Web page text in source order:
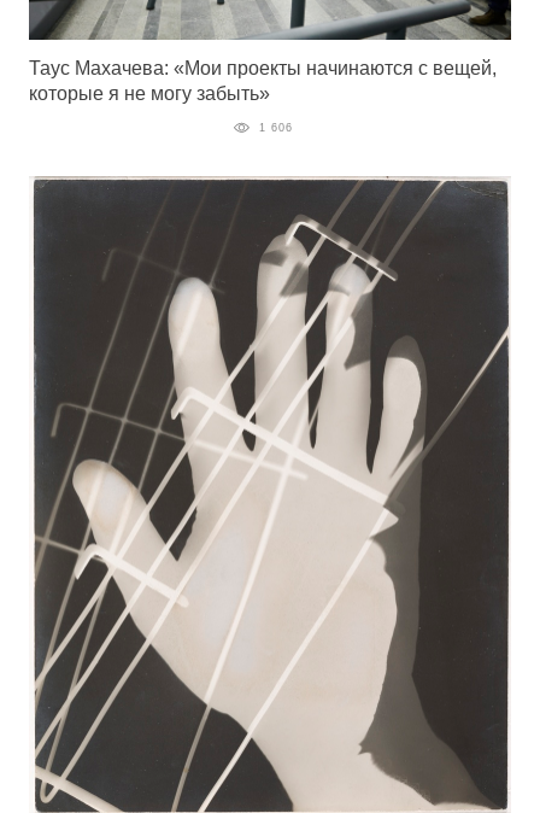
Таус Махачева: «Мои проекты начинаются с вещей,
которые я не могу забыть»
1 606